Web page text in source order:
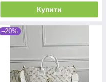
Купити
–20%